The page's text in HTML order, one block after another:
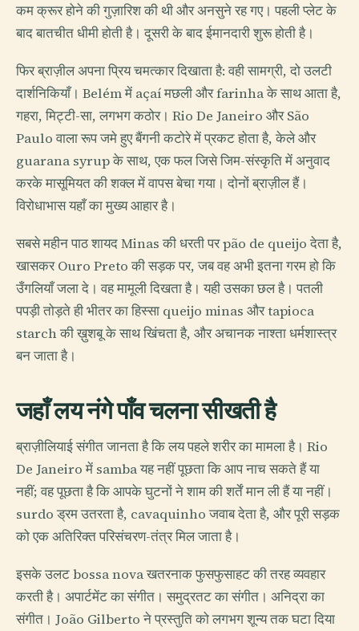
कम क्रूर होने की गुज़ारिश की थी और अनसुने रह गए। पहली प्लेट के
बाद बातचीत धीमी होती है। दूसरी के बाद ईमानदारी शुरू होती है।
फिर ब्राज़ील अपना प्रिय चमत्कार दिखाता है: वही सामग्री, दो उलटी
दार्शनिकियाँ। Belém में açaí मछली और farinha के साथ आता है,
गहरा, मिट्टी-सा, लगभग कठोर। Rio De Janeiro और São
Paulo वाला रूप जमे हुए बैंगनी कटोरे में प्रकट होता है, केले और
guarana syrup के साथ, एक फल जिसे जिम-संस्कृति में अनुवाद
करके मासूमियत की शक्ल में वापस बेचा गया। दोनों ब्राज़ील हैं।
विरोधाभास यहाँ का मुख्य आहार है।
सबसे महीन पाठ शायद Minas की धरती पर pão de queijo देता है,
खासकर Ouro Preto की सड़क पर, जब वह अभी इतना गरम हो कि
उँगलियाँ जला दे। वह मामूली दिखता है। यही उसका छल है। पतली
पपड़ी तोड़ते ही भीतर का हिस्सा queijo minas और tapioca
starch की ख़ुशबू के साथ खिंचता है, और अचानक नाश्ता धर्मशास्त्र
बन जाता है।
जहाँ लय नंगे पाँव चलना सीखती है
ब्राज़ीलियाई संगीत जानता है कि लय पहले शरीर का मामला है। Rio
De Janeiro में samba यह नहीं पूछता कि आप नाच सकते हैं या
नहीं; वह पूछता है कि आपके घुटनों ने शाम की शर्तें मान ली हैं या नहीं।
surdo ड्रम उतरता है, cavaquinho जवाब देता है, और पूरी सड़क
को एक अतिरिक्त परिसंचरण-तंत्र मिल जाता है।
इसके उलट bossa nova खतरनाक फुसफुसाहट की तरह व्यवहार
करती है। अपार्टमेंट का संगीत। समुद्रतट का संगीत। अनिद्रा का
संगीत। João Gilberto ने प्रस्तुति को लगभग शून्य तक घटा दिया